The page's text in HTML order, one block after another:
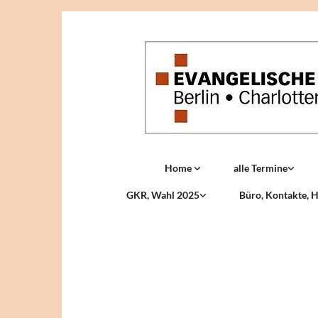
Home alle Termine
GKR, Wahl 2025 Büro, Kontakte,